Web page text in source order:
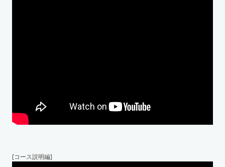
[コース説明編]